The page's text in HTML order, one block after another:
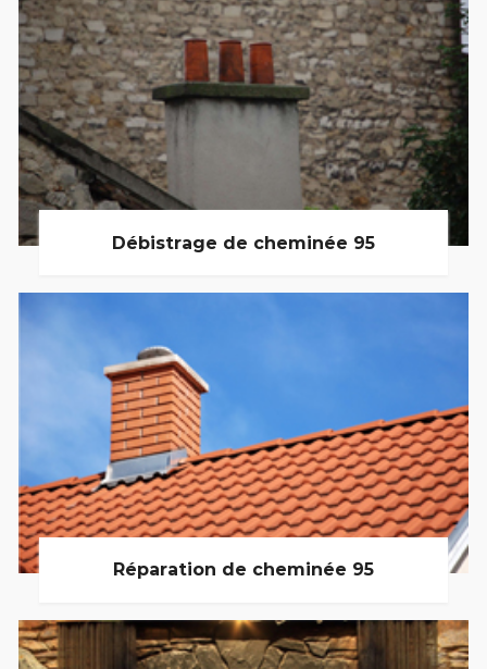
Débistrage de cheminée 95
Réparation de cheminée 95